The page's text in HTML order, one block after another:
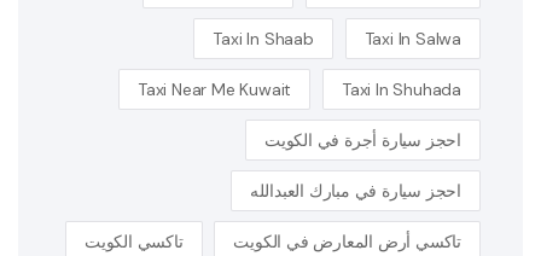
Taxi In Salwa
Taxi In Shaab
Taxi In Shuhada
Taxi Near Me Kuwait
احجز سيارة أجرة في الكويت
احجز سيارة في مبارك العبدالله
تاكسي أرض المعارض في الكويت تاكسي الكويت